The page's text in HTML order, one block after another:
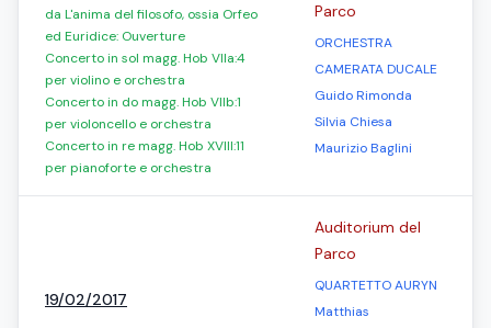
da L'anima del filosofo, ossia Orfeo
ed Euridice: Ouverture
Concerto in sol magg. Hob VIIa:4
per violino e orchestra
Concerto in do magg. Hob VIIb:1
per violoncello e orchestra
Concerto in re magg. Hob XVIII:11
per pianoforte e orchestra
Parco
ORCHESTRA
CAMERATA DUCALE
Guido Rimonda
Silvia Chiesa
Maurizio Baglini
19/02/2017
Auditorium del
Parco
QUARTETTO AURYN
Matthias